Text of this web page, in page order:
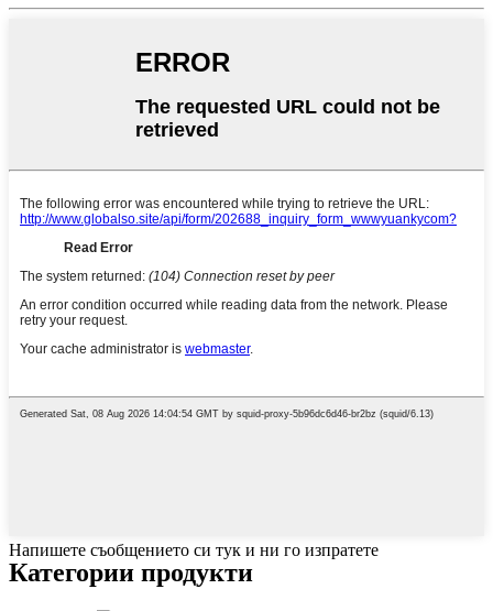
Напишете съобщението си тук и ни го изпратете
Категории продукти